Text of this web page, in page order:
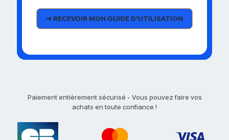
Paiement entièrement sécurisé - Vous pouvez faire vos
achats en toute confiance !